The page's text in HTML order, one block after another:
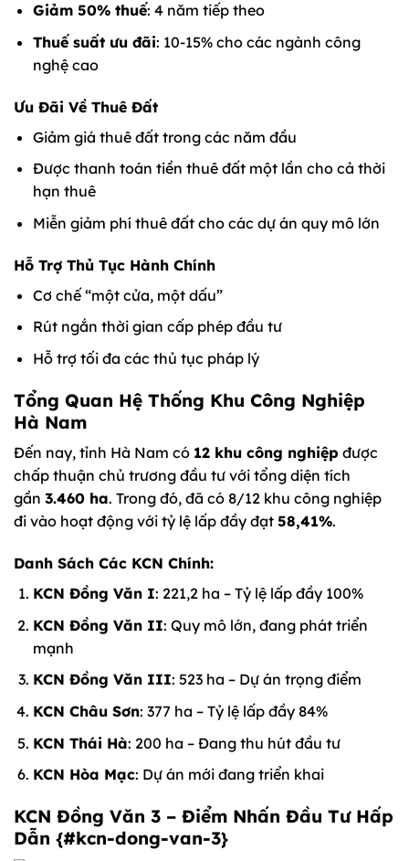
Giảm 50% thuế: 4 năm tiếp theo
Thuế suất ưu đãi: 10-15% cho các ngành công
nghệ cao
Ưu Đãi Về Thuê Đất
Giảm giá thuê đất trong các năm đầu
Được thanh toán tiền thuê đất một lần cho cả thời
hạn thuê
Miễn giảm phí thuê đất cho các dự án quy mô lớn
Hỗ Trợ Thủ Tục Hành Chính
Cơ chế “một cửa, một dấu”
Rút ngắn thời gian cấp phép đầu tư
Hỗ trợ tối đa các thủ tục pháp lý
Tổng Quan Hệ Thống Khu Công Nghiệp
Hà Nam
Đến nay, tỉnh Hà Nam có 12 khu công nghiệp được
chấp thuận chủ trương đầu tư với tổng diện tích
gần 3.460 ha. Trong đó, đã có 8/12 khu công nghiệp
đi vào hoạt động với tỷ lệ lấp đầy đạt 58,41%.
Danh Sách Các KCN Chính:
KCN Đồng Văn I: 221,2 ha – Tỷ lệ lấp đầy 100%
KCN Đồng Văn II: Quy mô lớn, đang phát triển
mạnh
KCN Đồng Văn III: 523 ha – Dự án trọng điểm
KCN Châu Sơn: 377 ha – Tỷ lệ lấp đầy 84%
KCN Thái Hà: 200 ha – Đang thu hút đầu tư
KCN Hòa Mạc: Dự án mới đang triển khai
KCN Đồng Văn 3 – Điểm Nhấn Đầu Tư Hấp
Dẫn {#kcn-dong-van-3}